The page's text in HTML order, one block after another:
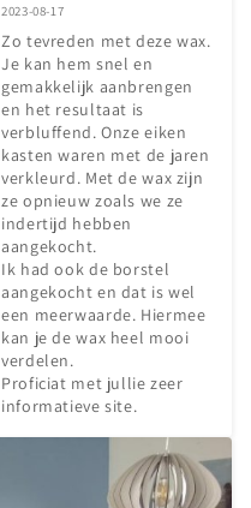
2023-08-17
Zo tevreden met deze wax.
Je kan hem snel en
gemakkelijk aanbrengen
en het resultaat is
verbluffend. Onze eiken
kasten waren met de jaren
verkleurd. Met de wax zijn
ze opnieuw zoals we ze
indertijd hebben
aangekocht.
Ik had ook de borstel
aangekocht en dat is wel
een meerwaarde. Hiermee
kan je de wax heel mooi
verdelen.
Proficiat met jullie zeer
informatieve site.